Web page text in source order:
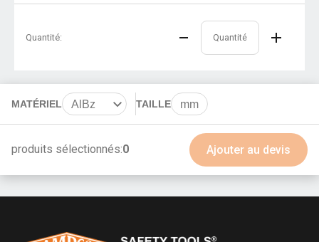
Quantité:
MATÉRIEL
AlBz
BeCu
TAILLE mm
produits sélectionnés:0 Ajouter au devis